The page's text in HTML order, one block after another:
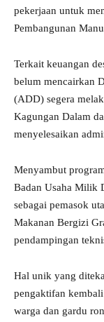
pekerjaan untuk
Pembangunan
Terkait keuangan
belum mencairkan
(ADD) segera
Kagungan Dalam
menyelesaikan
Menyambut
Badan Usaha Milik
sebagai pemasok
Makanan Bergizi
pendampingan
Hal unik yang
pengaktifan
warga dan gardu